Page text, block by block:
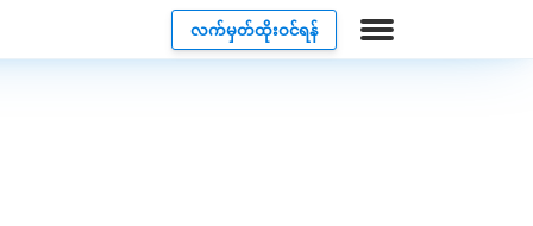
လက်မှတ်ထိုးဝင်ရန်